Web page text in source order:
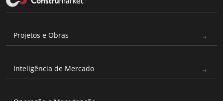
Projetos e Obras
Inteligência de Mercado